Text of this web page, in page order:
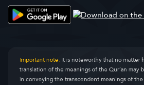
Important note:It is noteworthy that no matter
translation of the meanings of the Qur’an may
in conveying the transcendent meanings of